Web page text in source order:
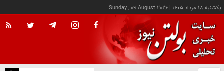
يکشنبه ۱۸ مرداد ۱۴۰۵ |
Sunday , 09 August 2026